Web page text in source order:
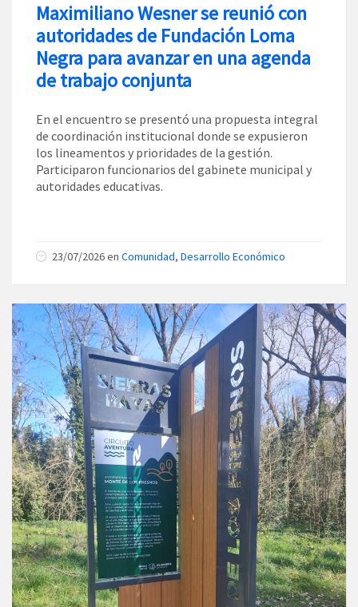
Maximiliano Wesner se reunió con
autoridades de Fundación Loma
Negra para avanzar en una agenda
de trabajo conjunta
En el encuentro se presentó una propuesta integral
de coordinación institucional donde se expusieron
los lineamentos y prioridades de la gestión.
Participaron funcionarios del gabinete municipal y
autoridades educativas.
23/07/2026en Comunidad, Desarrollo Económico